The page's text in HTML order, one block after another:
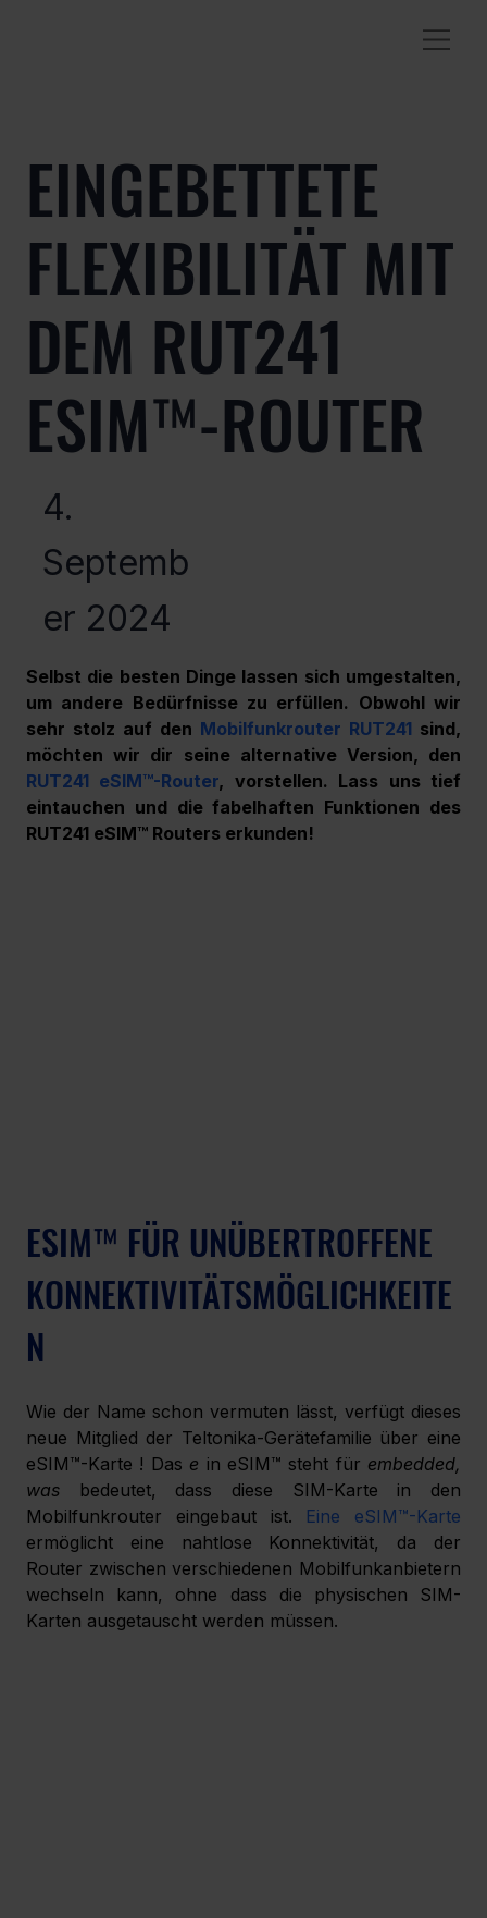
EINGEBETTETE
FLEXIBILITÄT MIT
DEM RUT241
ESIM™-ROUTER
4.
Septemb
er 2024
Selbst die besten Dinge lassen sich umgestalten,
um andere Bedürfnisse zu erfüllen. Obwohl wir
sehr stolz auf den Mobilfunkrouter RUT241 sind,
RUT241 eSIM™-Router, vorstellen. Lass uns tief
eintauchen und die fabelhaften Funktionen des
RUT241 eSIM™ Routers erkunden!
ESIM™ FÜR UNÜBERTROFFENE
KONNEKTIVITÄTSMÖGLICHKEITE
N
Wie der Name schon vermuten lässt, verfügt dieses
neue Mitglied der Teltonika-Gerätefamilie über eine
eSIM™-Karte ! Das e in eSIM™ steht für embedded,
was
bedeutet, dass diese SIM-Karte in den
Mobilfunkrouter eingebaut ist. Eine eSIM™-Karte
ermöglicht eine nahtlose Konnektivität, da der
Router zwischen verschiedenen Mobilfunkanbietern
wechseln kann, ohne dass die physischen SIM-
Karten ausgetauscht werden müssen.